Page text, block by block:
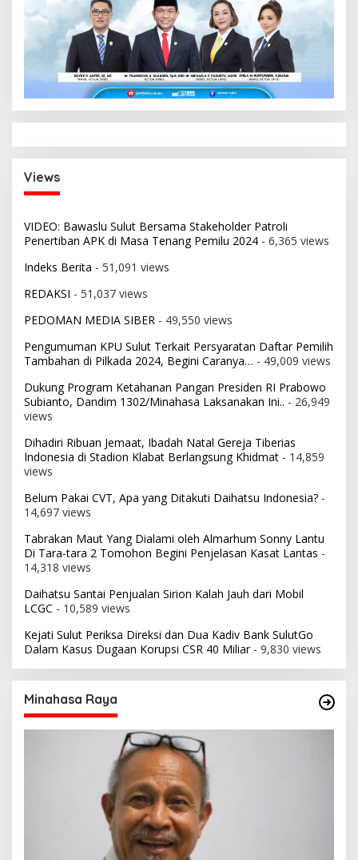
Views
VIDEO: Bawaslu Sulut Bersama Stakeholder Patroli
Penertiban APK di Masa Tenang Pemilu 2024 - 6,365 views
Indeks Berita - 51,091 views
REDAKSI - 51,037 views
PEDOMAN MEDIA SIBER - 49,550 views
Pengumuman KPU Sulut Terkait Persyaratan Daftar Pemilih
Tambahan di Pilkada 2024, Begini Caranya… - 49,009 views
Dukung Program Ketahanan Pangan Presiden RI Prabowo
Subianto, Dandim 1302/Minahasa Laksanakan Ini.. - 26,949
views
Dihadiri Ribuan Jemaat, Ibadah Natal Gereja Tiberias
Indonesia di Stadion Klabat Berlangsung Khidmat - 14,859
views
Belum Pakai CVT, Apa yang Ditakuti Daihatsu Indonesia? -
14,697 views
Tabrakan Maut Yang Dialami oleh Almarhum Sonny Lantu
Di Tara-tara 2 Tomohon Begini Penjelasan Kasat Lantas -
14,318 views
Daihatsu Santai Penjualan Sirion Kalah Jauh dari Mobil
LCGC - 10,589 views
Kejati Sulut Periksa Direksi dan Dua Kadiv Bank SulutGo
Dalam Kasus Dugaan Korupsi CSR 40 Miliar- 9,830 views
Minahasa Raya